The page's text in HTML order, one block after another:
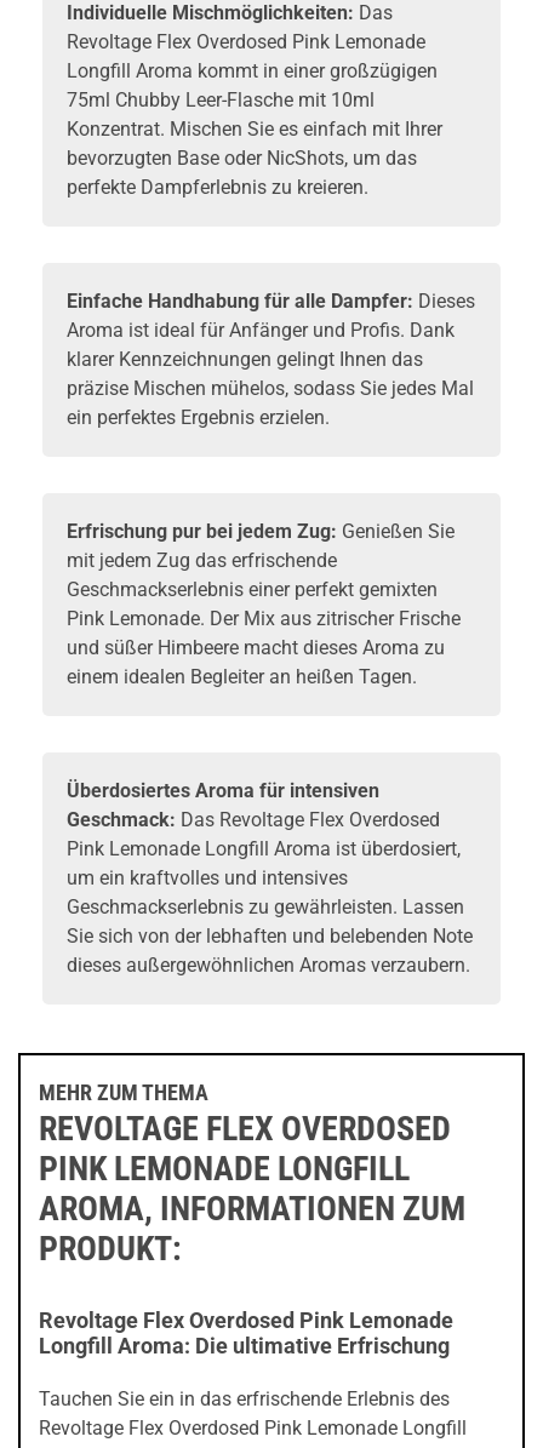
Individuelle Mischmöglichkeiten: Das
Revoltage Flex Overdosed Pink Lemonade
Longfill Aroma kommt in einer großzügigen
75ml Chubby Leer-Flasche mit 10ml
Konzentrat. Mischen Sie es einfach mit Ihrer
bevorzugten Base oder NicShots, um das
perfekte Dampferlebnis zu kreieren.
Einfache Handhabung für alle Dampfer: Dieses
Aroma ist ideal für Anfänger und Profis. Dank
klarer Kennzeichnungen gelingt Ihnen das
präzise Mischen mühelos, sodass Sie jedes Mal
ein perfektes Ergebnis erzielen.
Erfrischung pur bei jedem Zug: Genießen Sie
mit jedem Zug das erfrischende
Geschmackserlebnis einer perfekt gemixten
Pink Lemonade. Der Mix aus zitrischer Frische
und süßer Himbeere macht dieses Aroma zu
einem idealen Begleiter an heißen Tagen.
Überdosiertes Aroma für intensiven
Geschmack: Das Revoltage Flex Overdosed
Pink Lemonade Longfill Aroma ist überdosiert,
um ein kraftvolles und intensives
Geschmackserlebnis zu gewährleisten. Lassen
Sie sich von der lebhaften und belebenden Note
dieses außergewöhnlichen Aromas verzaubern.
MEHR ZUM THEMA
REVOLTAGE FLEX OVERDOSED
PINK LEMONADE LONGFILL
AROMA, INFORMATIONEN ZUM
PRODUKT:
Revoltage Flex Overdosed Pink Lemonade
Longfill Aroma: Die ultimative Erfrischung
Tauchen Sie ein in das erfrischende Erlebnis des
Revoltage Flex Overdosed Pink Lemonade Longfill